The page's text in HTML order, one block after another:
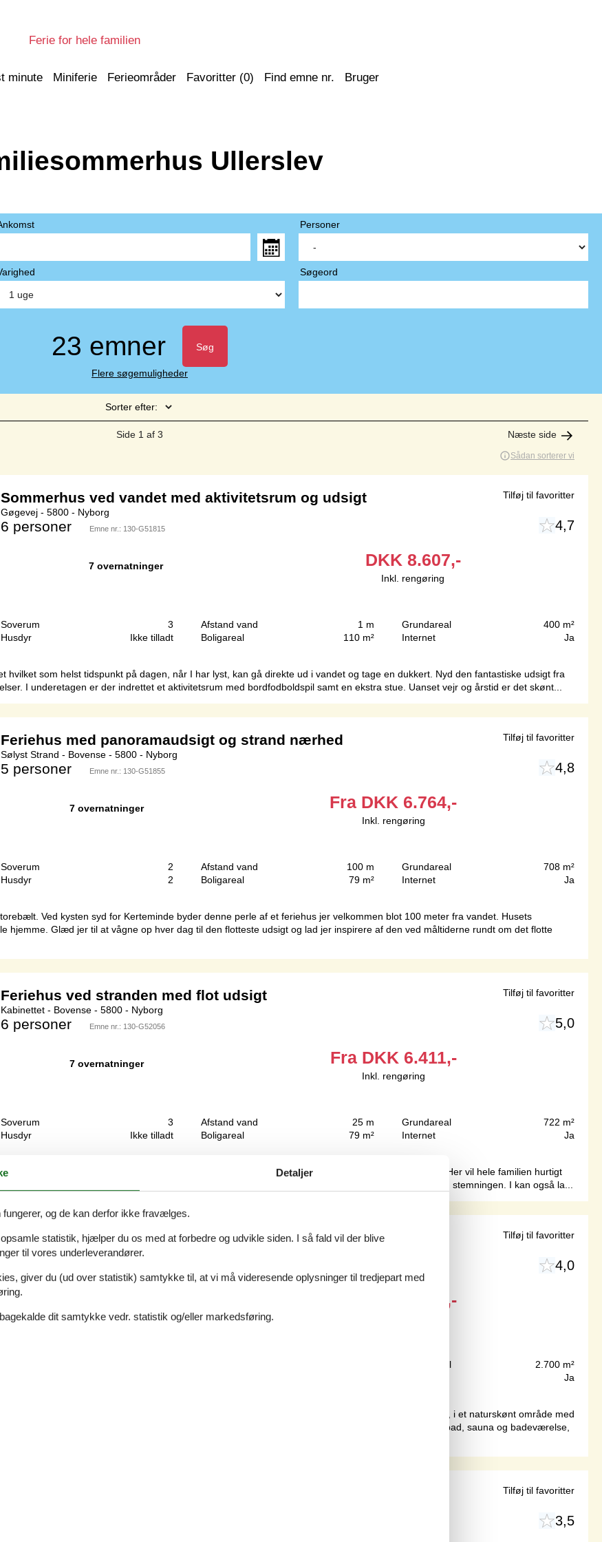
Ferie for hele familien
minute Miniferie Ferieområder Favoritter (0) Find emne nr. Bruger
Ullerslev
Personer
Søgeord
23 emner Søg
Flere søgemuligheder
Sorter efter:
Side 1 af 3 Næste side
Sådan sorterer vi
Sommerhus ved vandet med aktivitetsrum og udsigt
Gøgevej - 5800 - Nyborg
6 personer Emne nr.: 130-G51815 4,7
7 overnatninger DKK 8.607,-
Inkl. rengøring
Soverum
3
Husdyr
Ikke tilladt
Afstand vand
1 m
Boligareal
110 m²
Grundareal
400 m²
Internet
Ja
som helst tidspunkt på dagen, når I har lyst, kan gå direkte ud i vandet og tage en dukkert. Nyd den fantastiske udsigt fra
I underetagen er der indrettet et aktivitetsrum med bordfodboldspil samt en ekstra stue. Uanset vejr og årstid er det skønt...
Tilføj til favoritter
Feriehus med panoramaudsigt og strand nærhed
Sølyst Strand - Bovense - 5800 - Nyborg
5 personer Emne nr.: 130-G51855 4,8
7 overnatninger Fra DKK 6.764,-
Inkl. rengøring
Soverum
2
Husdyr
2
Afstand vand
100 m
Boligareal
79 m²
Grundareal
708 m²
Internet
Ja
Ved kysten syd for Kerteminde byder denne perle af et feriehus jer velkommen blot 100 meter fra vandet. Husets
Glæd jer til at vågne op hver dag til den flotteste udsigt og lad jer inspirere af den ved måltiderne rundt om det flotte
Tilføj til favoritter
Feriehus ved stranden med flot udsigt
Kabinettet - Bovense - 5800 - Nyborg
6 personer Emne nr.: 130-G52056 5,0
7 overnatninger Fra DKK 6.411,-
Inkl. rengøring
Soverum
3
Husdyr
Ikke tilladt
Afstand vand
25 m
Boligareal
79 m²
Grundareal
722 m²
Internet
Ja
til Storebæltsbroen. Glæd jer til en afslappet familieferie i dette lyse og indbydende sommerhus. Her vil hele familien hurtigt
udsigt til haven og havet. Fyr op i brændeovnen og sæt jer i vindueskarmen med en god bog og nyd stemningen. I kan også la...
Tilføj til favoritter
Hyggeligt feriehus med pool og naturgrund
Nordenhusevej - 5800 - Nyborg
4,0
7.525,-
Grundareal
2.700 m²
Ja
i et mindre feriehusområde. Huset ligger på en stor naturgrund med græsplæne, nær stranden, i et naturskønt område med
som udover et energibesparende anlæg, også indeholder swimmingpoolen, 2 pers. spabad, sauna og badeværelse,
Tilføj til favoritter
3,5
Tilføj til favoritter
Detaljer
og de kan derfor ikke fravælges.
statistik, hjælper du os med at forbedre og udvikle siden. I så fald vil der blive
til vores underleverandører.
giver du (ud over statistik) samtykke til, at vi må videresende oplysninger til tredjepart med
dit samtykke vedr. statistik og/eller markedsføring.